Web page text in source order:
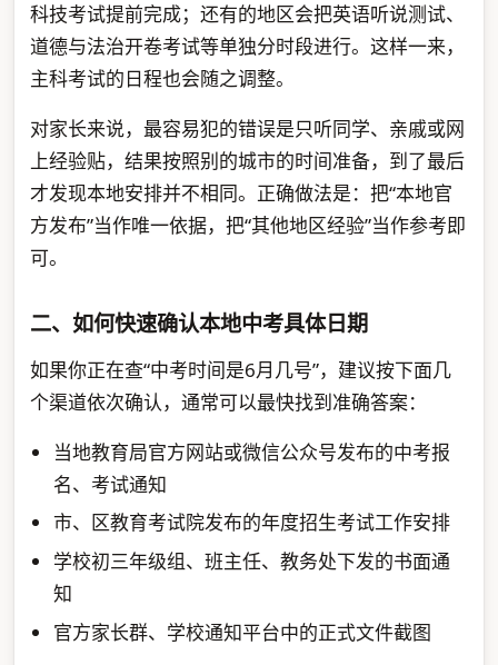
科技考试提前完成；还有的地区会把英语听说测试、
道德与法治开卷考试等单独分时段进行。这样一来，
主科考试的日程也会随之调整。
对家长来说，最容易犯的错误是只听同学、亲戚或网
上经验贴，结果按照别的城市的时间准备，到了最后
才发现本地安排并不相同。正确做法是：把“本地官
方发布”当作唯一依据，把“其他地区经验”当作参考即
可。
二、如何快速确认本地中考具体日期
如果你正在查“中考时间是6月几号”，建议按下面几
个渠道依次确认，通常可以最快找到准确答案：
当地教育局官方网站或微信公众号发布的中考报
名、考试通知
市、区教育考试院发布的年度招生考试工作安排
学校初三年级组、班主任、教务处下发的书面通
知
官方家长群、学校通知平台中的正式文件截图